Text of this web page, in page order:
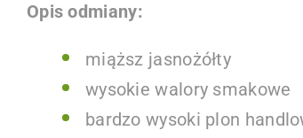
Opis odmiany:
miąższ jasnożółty
wysokie walory smakowe
bardzo wysoki plon